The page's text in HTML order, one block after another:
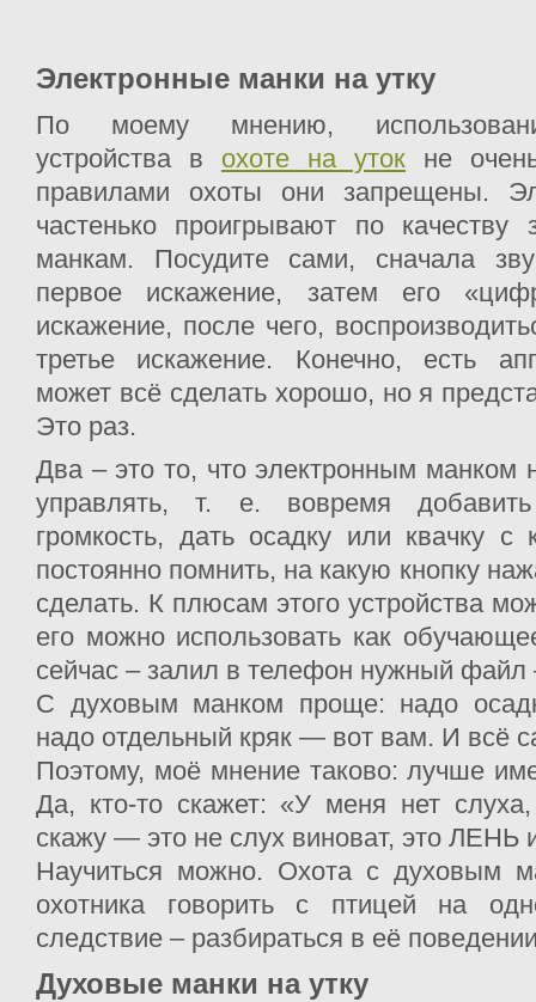
Электронные манки на утку
По моему мнению,
устройства в охоте на уток не
правилами охоты они запрещены.
частенько проигрывают по качеству
манкам. Посудите сами, сначала
первое искажение, затем его
искажение, после чего,
третье искажение. Конечно, есть
может всё сделать хорошо, но я
Это раз.
Два – это то, что электронным манком
управлять, т. е. вовремя
громкость, дать осадку или квачку
постоянно помнить, на какую кнопку
сделать. К плюсам этого устройства
его можно использовать как
сейчас – залил в телефон нужный файл
С духовым манком проще: надо
надо отдельный кряк — вот вам. И всё
Поэтому, моё мнение таково: лучше
Да, кто-то скажет: «У меня нет
скажу — это не слух виноват, это ЛЕНЬ
Научиться можно. Охота с духовым
охотника говорить с птицей на
следствие – разбираться в её
Духовые манки на утку